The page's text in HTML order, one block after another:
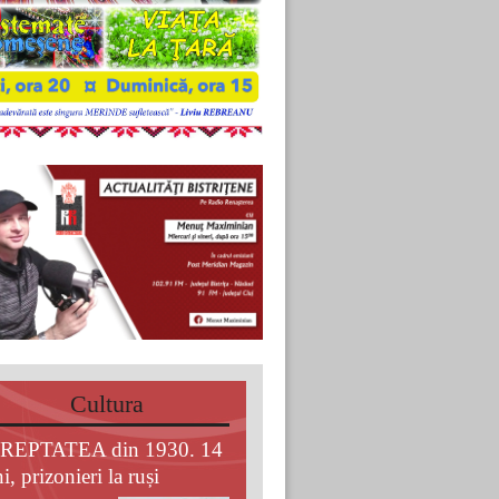
Cultura
din 1930. 14
prizonieri la ruși